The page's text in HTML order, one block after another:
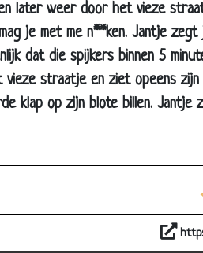
later weer door het vieze
je met me n**ken. Jantje
dat die spijkers binnen 5
straatje en ziet opeens zijn
klap op zijn blote billen. Jantje